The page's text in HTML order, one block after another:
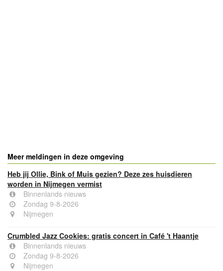
Meer meldingen in deze omgeving
Heb jij Ollie, Bink of Muis gezien? Deze zes huisdieren
worden in Nijmegen vermist
Binnenlands nieuws
Zondag 9-8-2026
Nijmegen
Crumbled Jazz Cookies: gratis concert in Café 't Haantje
Binnenlands nieuws
Zondag 9-8-2026
Nijmegen